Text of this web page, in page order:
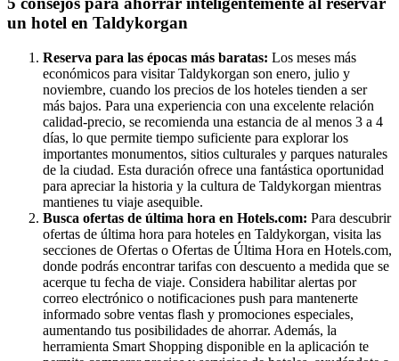
un hotel en Taldykorgan
Reserva para las épocas más baratas: Los meses más
económicos para visitar Taldykorgan son enero, julio y
noviembre, cuando los precios de los hoteles tienden a ser
más bajos. Para una experiencia con una excelente relación
calidad-precio, se recomienda una estancia de al menos 3 a 4
días, lo que permite tiempo suficiente para explorar los
importantes monumentos, sitios culturales y parques naturales
de la ciudad. Esta duración ofrece una fantástica oportunidad
para apreciar la historia y la cultura de Taldykorgan mientras
mantienes tu viaje asequible.
Busca ofertas de última hora en Hotels.com: Para descubrir
ofertas de última hora para hoteles en Taldykorgan, visita las
secciones de Ofertas o Ofertas de Última Hora en Hotels.com,
donde podrás encontrar tarifas con descuento a medida que se
acerque tu fecha de viaje. Considera habilitar alertas por
correo electrónico o notificaciones push para mantenerte
informado sobre ventas flash y promociones especiales,
aumentando tus posibilidades de ahorrar. Además, la
herramienta Smart Shopping disponible en la aplicación te